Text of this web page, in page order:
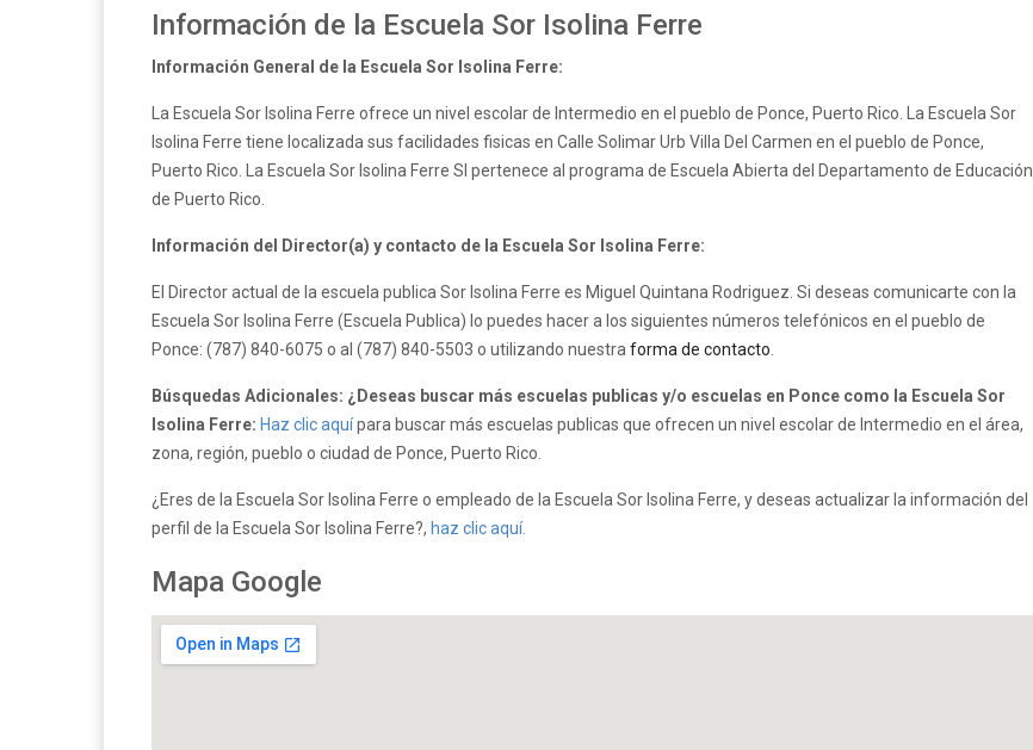
Información de la Escuela Sor Isolina Ferre
Información General de la Escuela Sor Isolina Ferre:
La Escuela Sor Isolina Ferre ofrece un nivel escolar de Intermedio en el pueblo de Ponce, Puerto Rico. La Escuela Sor
Isolina Ferre tiene localizada sus facilidades fisicas en Calle Solimar Urb Villa Del Carmen en el pueblo de Ponce,
Puerto Rico. La Escuela Sor Isolina Ferre SI pertenece al programa de Escuela Abierta del Departamento de Educación
de Puerto Rico.
Información del Director(a) y contacto de la Escuela Sor Isolina Ferre:
El Director actual de la escuela publica Sor Isolina Ferre es Miguel Quintana Rodriguez. Si deseas comunicarte con la
Escuela Sor Isolina Ferre (Escuela Publica) lo puedes hacer a los siguientes números telefónicos en el pueblo de
Ponce: (787) 840-6075 o al (787) 840-5503 o utilizando nuestra forma de contacto
Búsquedas Adicionales: ¿Deseas buscar más escuelas publicas y/o escuelas en Ponce como la Escuela Sor
Isolina Ferre: Haz clic aquípara buscar más escuelas publicas que ofrecen un nivel escolar de Intermedio en el área,
zona, región, pueblo o ciudad de Ponce, Puerto Rico.
¿Eres de la Escuela Sor Isolina Ferre o empleado de la Escuela Sor Isolina Ferre, y deseas actualizar la información del
perfil de la Escuela Sor Isolina Ferre?, haz clic aquí.
Mapa Google